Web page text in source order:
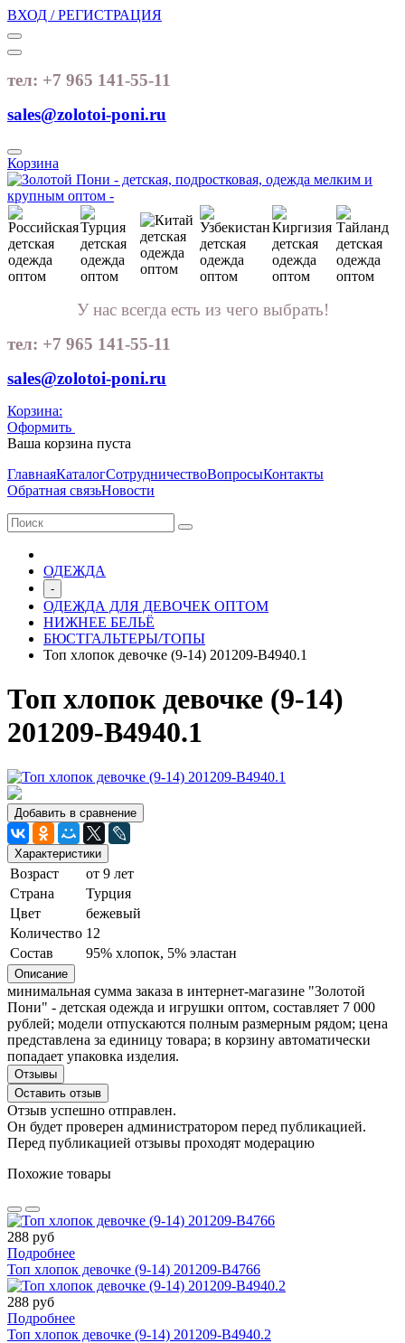
ВХОД / РЕГИСТРАЦИЯ
тел: +7 965 141-55-11
sales@zolotoi-poni.ru
Корзина
У нас всегда есть из чего выбрать!
тел: +7 965 141-55-11
sales@zolotoi-poni.ru
Корзина:
Оформить
Ваша корзина пуста
ГлавнаяКаталогСотрудничествоВопросыКонтакты
Обратная связьНовости
ОДЕЖДА
-
ОДЕЖДА ДЛЯ ДЕВОЧЕК ОПТОМ
НИЖНЕЕ БЕЛЬЁ
БЮСТГАЛЬТЕРЫ/ТОПЫ
Топ хлопок девочке (9-14) 201209-B4940.1
Топ хлопок девочке (9-14)
201209-B4940.1
Добавить в сравнение
Характеристики
Возраст
от 9 лет
Страна
Турция
Цвет
бежевый
Количество 12
Состав
95% хлопок, 5% эластан
Описание
минимальная сумма заказа в интернет-магазине "Золотой
Пони" - детская одежда и игрушки оптом, составляет 7 000
рублей; модели отпускаются полным размерным рядом; цена
представлена за единицу товара; в корзину автоматически
попадает упаковка изделия.
Отзывы
Оставить отзыв
Отзыв успешно отправлен.
Он будет проверен администратором перед публикацией.
Перед публикацией отзывы проходят модерацию
Похожие товары
288 руб
Подробнее
Топ хлопок девочке (9-14) 201209-B4766
288 руб
Подробнее
Топ хлопок девочке (9-14) 201209-B4940.2